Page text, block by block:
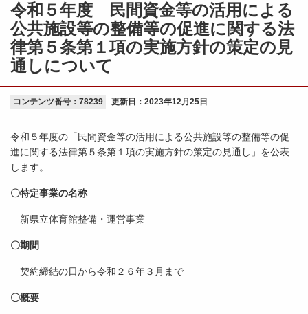
令和５年度 民間資金等の活用による
公共施設等の整備等の促進に関する法
律第５条第１項の実施方針の策定の見
通しについて
コンテンツ番号：78239 更新日： 2023年12月25日
令和５年度の「民間資金等の活用による公共施設等の整備等の促
進に関する法律第５条第１項の実施方針の策定の見通し」を公表
します。
〇特定事業の名称
新県立体育館整備・運営事業
〇期間
契約締結の日から令和２６年３月まで
〇概要